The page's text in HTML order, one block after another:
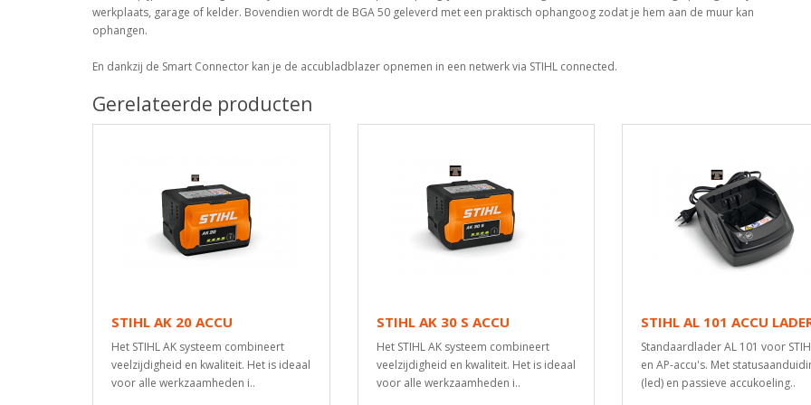
werkplaats, garage of kelder. Bovendien wordt de BGA 50 geleverd met een praktisch ophangoog zodat je hem aan de muur kan
ophangen.
En dankzij de Smart Connector kan je de accubladblazer opnemen in een netwerk via STIHL connected.
Gerelateerde producten
STIHL AK 20 ACCU
Het STIHL AK systeem combineert
veelzijdigheid en kwaliteit. Het is ideaal
voor alle werkzaamheden i..
STIHL AK 30 S ACCU
Het STIHL AK systeem combineert
veelzijdigheid en kwaliteit. Het is ideaal
voor alle werkzaamheden i..
STIHL AL 101 ACCU
Standaardlader AL 101 voor
en AP-accu's. Met
(led) en passieve accukoeling..